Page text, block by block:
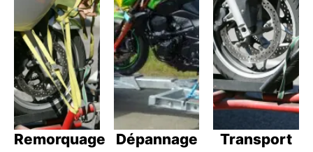
Remorquage
Dépannage
Transport